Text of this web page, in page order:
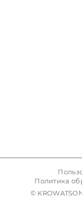
Политика
©